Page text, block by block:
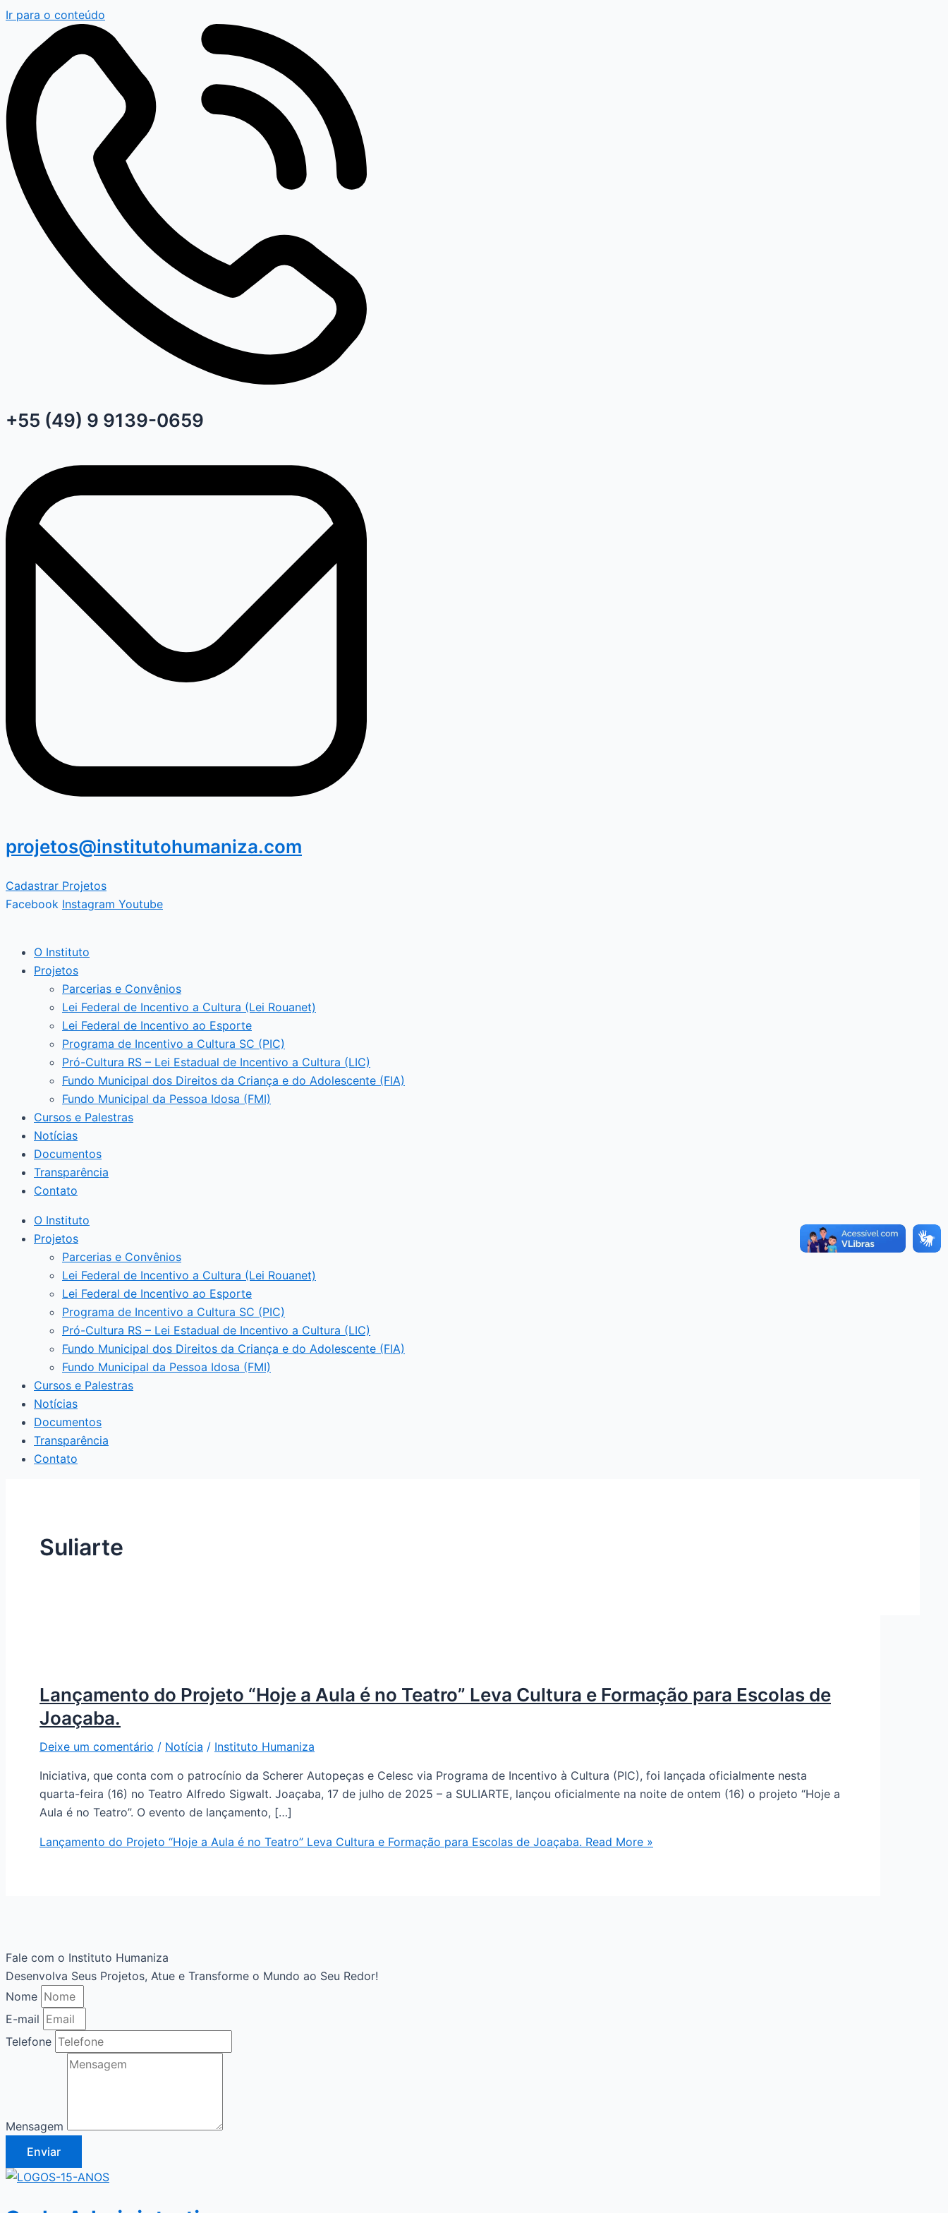
Ir para o conteúdo
+55 (49) 9 9139-0659
projetos@institutohumaniza.com
Cadastrar Projetos
Facebook Instagram Youtube
O Instituto
Projetos
Parcerias e Convênios
Lei Federal de Incentivo a Cultura (Lei Rouanet)
Lei Federal de Incentivo ao Esporte
Programa de Incentivo a Cultura SC (PIC)
Pró-Cultura RS – Lei Estadual de Incentivo a Cultura (LIC)
Fundo Municipal dos Direitos da Criança e do Adolescente (FIA)
Fundo Municipal da Pessoa Idosa (FMI)
Cursos e Palestras
Notícias
Documentos
Transparência
Contato
O Instituto
Projetos
Parcerias e Convênios
Lei Federal de Incentivo a Cultura (Lei Rouanet)
Lei Federal de Incentivo ao Esporte
Programa de Incentivo a Cultura SC (PIC)
Pró-Cultura RS – Lei Estadual de Incentivo a Cultura (LIC)
Fundo Municipal dos Direitos da Criança e do Adolescente (FIA)
Fundo Municipal da Pessoa Idosa (FMI)
Cursos e Palestras
Notícias
Documentos
Transparência
Contato
Suliarte
Lançamento do Projeto “Hoje a Aula é no Teatro” Leva Cultura e Formação para Escolas de
Joaçaba.
Deixe um comentário / Notícia / Instituto Humaniza
Iniciativa, que conta com o patrocínio da Scherer Autopeças e Celesc via Programa de Incentivo à Cultura (PIC), foi lançada oficialmente nesta
quarta-feira (16) no Teatro Alfredo Sigwalt. Joaçaba, 17 de julho de 2025 – a SULIARTE, lançou oficialmente na noite de ontem (16) o projeto “Hoje a
Aula é no Teatro”. O evento de lançamento, […]
Lançamento do Projeto “Hoje a Aula é no Teatro” Leva Cultura e Formação para Escolas de Joaçaba. Read More »
Fale com o Instituto Humaniza
Desenvolva Seus Projetos, Atue e Transforme o Mundo ao Seu Redor!
Nome
E-mail
Telefone
Mensagem
Enviar